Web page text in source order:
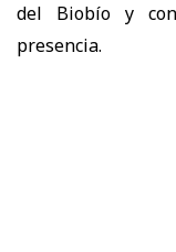
del Biobío y
presencia.